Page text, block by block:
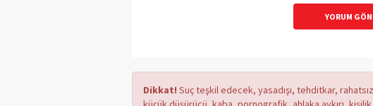
YORUM
Dikkat! Suç teşkil edecek, yasadışı, tehditkar,